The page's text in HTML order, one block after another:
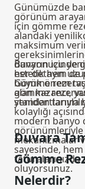
Günümüzde
görünüm
için gömme
alandaki
maksimum
duvarın içinde
estetik hem de
Gömme
alan kazancı,
yeniden
Banyonuzu
her detayın
büyük önem
gömme
standartlarıyla
kolaylığı
modern banyo
görünümleriyle
mekanizmalar
sayesinde,
faturalarınızda
oluyorsunuz.
Duvara
Gömme
Nelerdir?